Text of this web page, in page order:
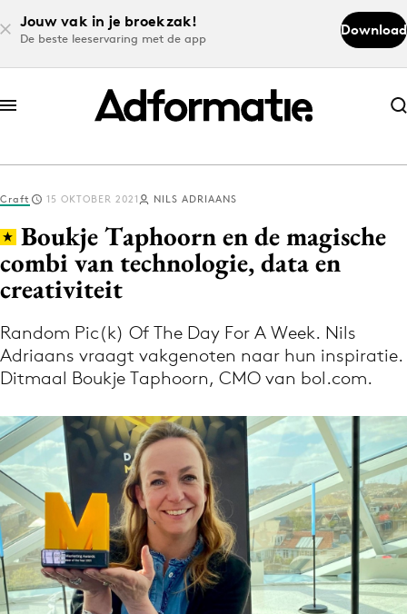
Jouw vak in je broekzak!
De beste leeservaring met de app
Download
Abonneer nu
Abonneer nu
Log in
Download de app
Volg het laatste nieuws via de Adformatie
Nieuws app
Menu
Home
9 sept: GenAI-training
12 nov: MarketingLive!
Adverteren
Craft 15 OKTOBER 2021 NILS ADRIAANS
Boukje Taphoorn en de magische
combi van technologie, data en
creativiteit
Random Pic(k) Of The Day For A Week. Nils
Adriaans vraagt vakgenoten naar hun inspiratie.
Ditmaal Boukje Taphoorn, CMO van bol.com.